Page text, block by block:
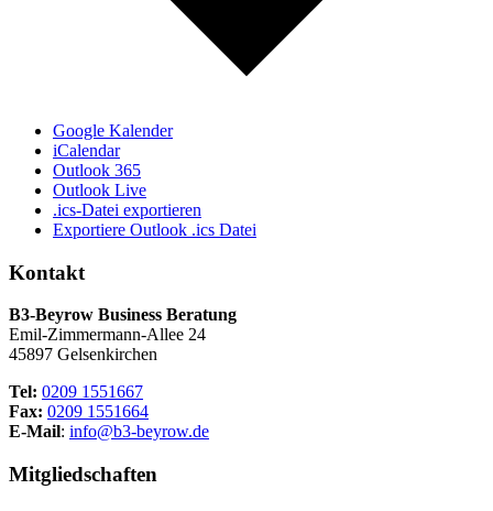
Google Kalender
iCalendar
Outlook 365
Outlook Live
.ics-Datei exportieren
Exportiere Outlook .ics Datei
Kontakt
B3-Beyrow Business Beratung
Emil-Zimmermann-Allee 24
45897 Gelsenkirchen
Tel: 0209 1551667
Fax: 0209 1551664
E-Mail: info@b3-beyrow.de
Mitgliedschaften